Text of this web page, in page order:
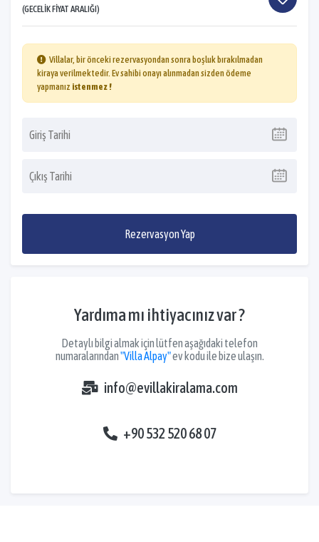
(GECELIK FIYAT ARALIĞI)
Villalar, bir önceki rezervasyondan sonra boşluk bırakılmadan
kiraya verilmektedir. Ev sahibi onayı alınmadan sizden ödeme
yapmanız istenmez !
Rezervasyon Yap
Yardıma mı ihtiyacınız var ?
Detaylı bilgi almak için lütfen aşağıdaki telefon
numaralarından"Villa Alpay"ev kodu ile bize ulaşın.
info@evillakiralama.com
+90 532 520 68 07